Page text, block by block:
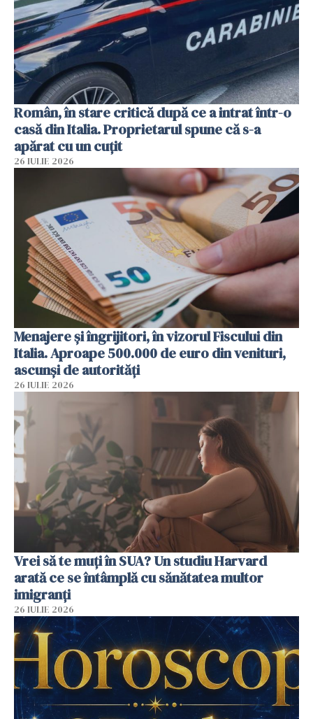
Român, în stare critică după ce a intrat într-o
casă din Italia. Proprietarul spune că s-a
apărat cu un cuțit
26 IULIE 2026
Menajere și îngrijitori, în vizorul Fiscului din
Italia. Aproape 500.000 de euro din venituri,
ascunși de autorități
26 IULIE 2026
Vrei să te muți în SUA? Un studiu Harvard
arată ce se întâmplă cu sănătatea multor
imigranți
26 IULIE 2026